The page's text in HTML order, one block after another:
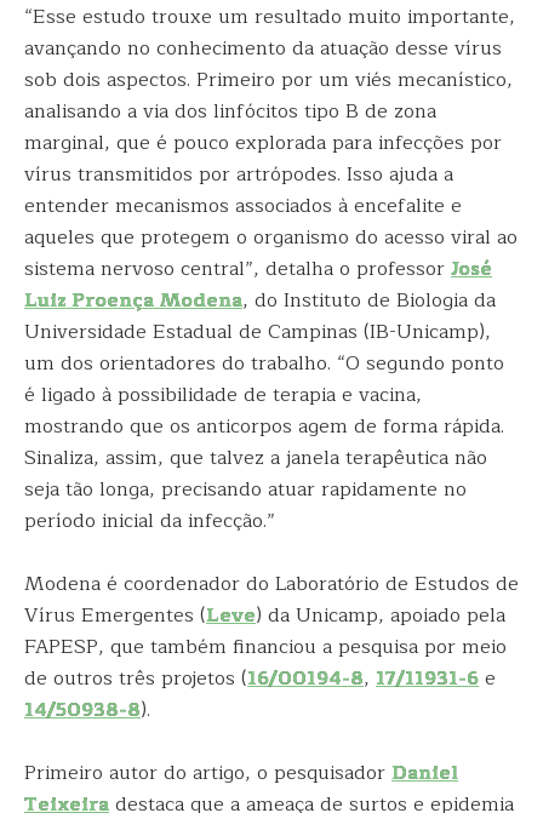
“Esse estudo trouxe um resultado muito importante,
avançando no conhecimento da atuação desse vírus
sob dois aspectos. Primeiro por um viés mecanístico,
analisando a via dos linfócitos tipo B de zona
marginal, que é pouco explorada para infecções por
vírus transmitidos por artrópodes. Isso ajuda a
entender mecanismos associados à encefalite e
aqueles que protegem o organismo do acesso viral ao
sistema nervoso central”, detalha o professorJosé
Luiz Proença Modena, do Instituto de Biologia da
Universidade Estadual de Campinas (IB-Unicamp),
um dos orientadores do trabalho. “O segundo ponto
é ligado à possibilidade de terapia e vacina,
mostrando que os anticorpos agem de forma rápida.
Sinaliza, assim, que talvez a janela terapêutica não
seja tão longa, precisando atuar rapidamente no
período inicial da infecção.”
Modena é coordenador do Laboratório de Estudos de
Vírus Emergentes (Leve) da Unicamp, apoiado pela
FAPESP, que também financiou a pesquisa por meio
de outros três projetos (16/00194-8, 17/11931-6e
14/50938-8).
Primeiro autor do artigo, o pesquisadorDaniel
Teixeiradestaca que a ameaça de surtos e epidemia